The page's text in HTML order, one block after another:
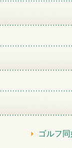
ゴルフ